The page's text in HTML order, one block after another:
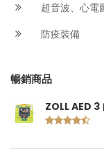
超音波、心電
防疫裝備
暢銷商品
ZOLL AED 3